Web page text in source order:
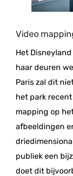
Video
Het
haar deuren
Paris zal dit
het park
mapping op
afbeeldingen
publiek een
doet dit